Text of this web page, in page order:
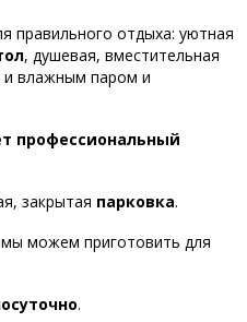
правильного отдыха: уютная
, душевая, вместительная
и влажным паром и
профессиональный
закрытая парковка.
можем приготовить для
.